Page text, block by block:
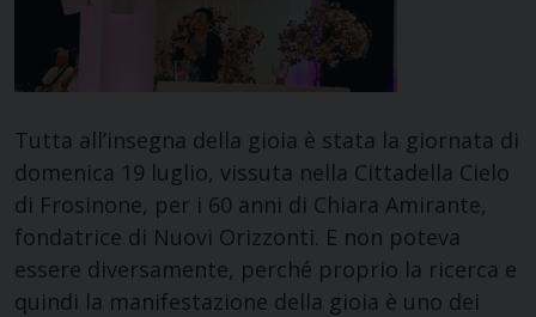
Tutta all’insegna della gioia è stata la giornata di
domenica 19 luglio, vissuta nella Cittadella Cielo
di Frosinone, per i 60 anni di Chiara Amirante,
fondatrice di Nuovi Orizzonti. E non poteva
essere diversamente, perché proprio la ricerca e
quindi la manifestazione della gioia è uno dei